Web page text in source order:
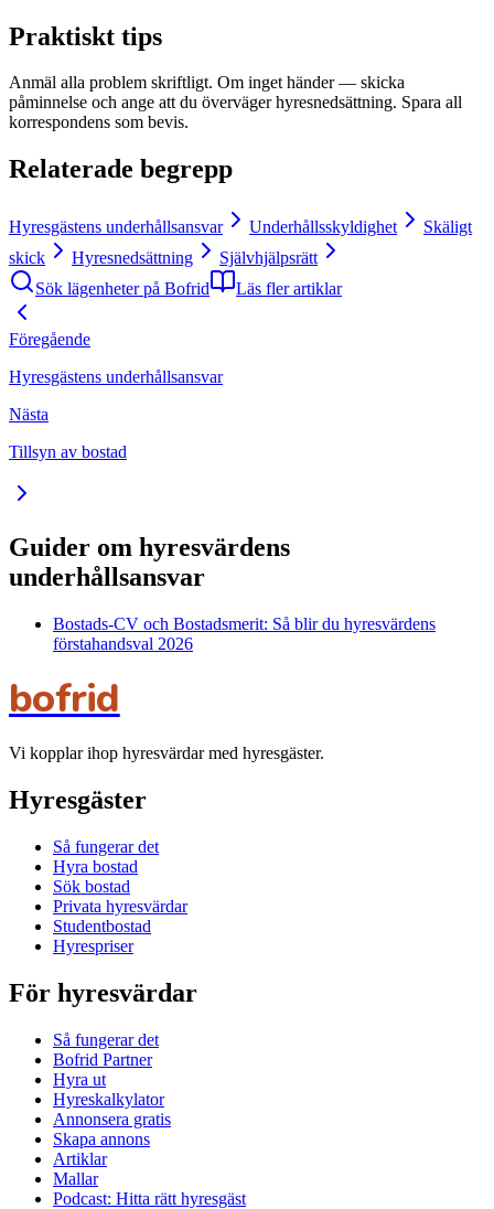
Praktiskt tips
Anmäl alla problem skriftligt. Om inget händer — skicka
påminnelse och ange att du överväger hyresnedsättning. Spara all
korrespondens som bevis.
Relaterade begrepp
Hyresgästens underhållsansvar Underhållsskyldighet
Skäligt
skick
Hyresnedsättning
Självhjälpsrätt
Sök lägenheter på Bofrid
Läs fler artiklar
Föregående
Hyresgästens underhållsansvar
Nästa
Tillsyn av bostad
Guider om hyresvärdens
underhållsansvar
Bostads-CV och Bostadsmerit: Så blir du hyresvärdens
förstahandsval 2026
bofrid
Vi kopplar ihop hyresvärdar med hyresgäster.
Hyresgäster
Så fungerar det
Hyra bostad
Sök bostad
Privata hyresvärdar
Studentbostad
Hyrespriser
För hyresvärdar
Så fungerar det
Bofrid Partner
Hyra ut
Hyreskalkylator
Annonsera gratis
Skapa annons
Artiklar
Mallar
Podcast: Hitta rätt hyresgäst